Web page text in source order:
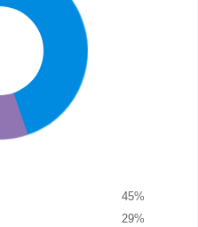
%
45
%
29